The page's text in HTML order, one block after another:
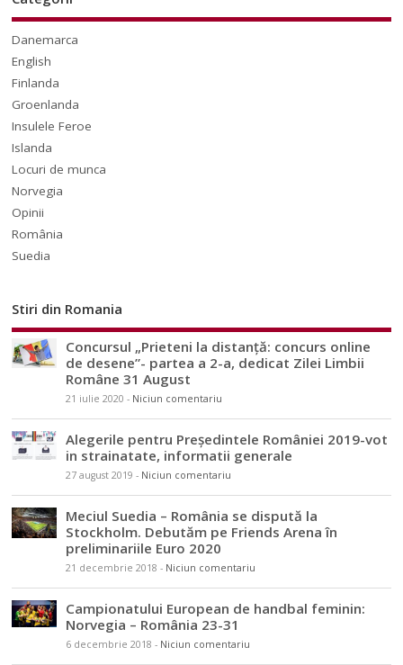
Danemarca
English
Finlanda
Groenlanda
Insulele Feroe
Islanda
Locuri de munca
Norvegia
Opinii
România
Suedia
Stiri din Romania
Concursul „Prieteni la distanță: concurs online
de desene”- partea a 2-a, dedicat Zilei Limbii
Române 31 August
21 iulie 2020 - Niciun comentariu
Alegerile pentru Președintele României 2019-vot
in strainatate, informatii generale
27 august 2019 - Niciun comentariu
Meciul Suedia – România se dispută la
Stockholm. Debutăm pe Friends Arena în
preliminariile Euro 2020
21 decembrie 2018 - Niciun comentariu
Campionatului European de handbal feminin:
Norvegia – România 23-31
6 decembrie 2018 - Niciun comentariu